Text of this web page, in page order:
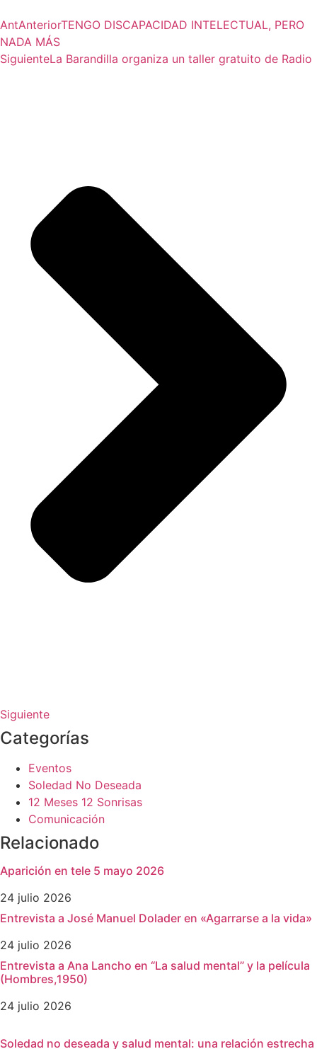
AntAnteriorTENGO DISCAPACIDAD INTELECTUAL, PERO
NADA MÁS
SiguienteLa Barandilla organiza un taller gratuito de Radio
Siguiente
Categorías
Eventos
Soledad No Deseada
12 Meses 12 Sonrisas
Comunicación
Relacionado
Aparición en tele 5 mayo 2026
24 julio 2026
Entrevista a José Manuel Dolader en «Agarrarse a la vida»
24 julio 2026
Entrevista a Ana Lancho en “La salud mental” y la película
(Hombres,1950)
24 julio 2026
Soledad no deseada y salud mental: una relación estrecha